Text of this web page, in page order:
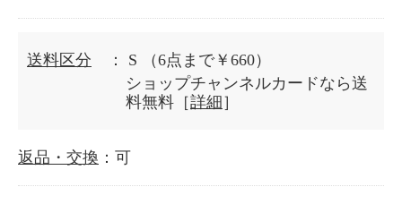
送料区分 ： S
（6点まで￥660）
ショップチャンネルカードなら送
料無料［詳細 ］
返品・交換 ：可